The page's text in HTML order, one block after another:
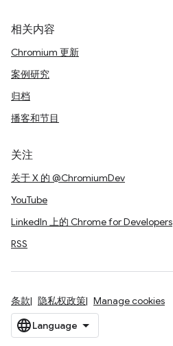
相关内容
Chromium 更新
案例研究
归档
播客和节目
关注
关于 X 的 @ChromiumDev
YouTube
LinkedIn 上的 Chrome for Developers
RSS
条款 隐私权政策 Manage cookies